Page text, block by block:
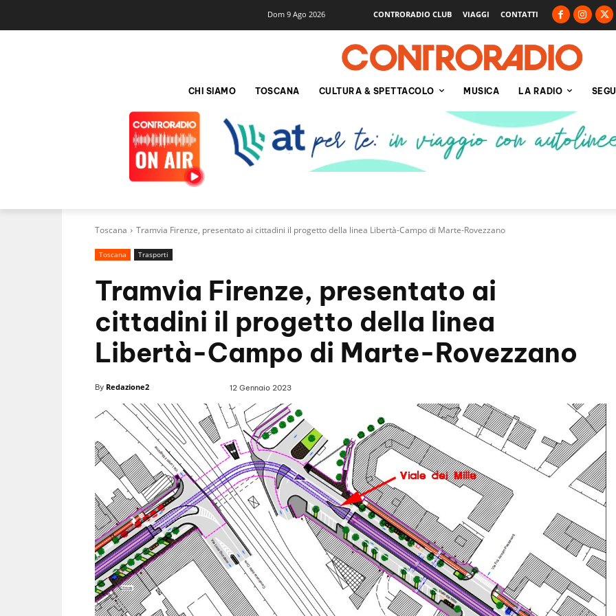
Dom 9 Ago 2026 CONTRORADIO CLUB VIAGGI CONTATTI
CHI SIAMO TOSCANA CULTURA & SPETTACOLO MUSICA LA RADIO
Toscana Tramvia Firenze, presentato ai cittadini il progetto della linea Libertà-Campo di Marte-Rovezzano
Toscana Trasporti
Tramvia Firenze, presentato ai
cittadini il progetto della linea
Libertà-Campo di Marte-Rovezzano
By Redazione2 12 Gennaio 2023